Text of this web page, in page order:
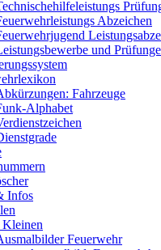
Abzeichen
und
Fahrzeuge
Alphabet
Infos
Feuerwehr